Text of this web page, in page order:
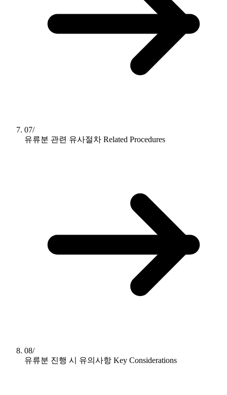
07/
유류분 관련 유사절차 Related Procedures
08/
유류분 진행 시 유의사항 Key Considerations